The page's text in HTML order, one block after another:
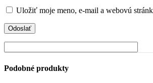
Uložiť moje meno, e-mail a webovú
Podobné produkty